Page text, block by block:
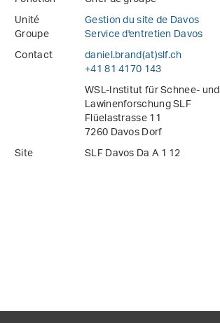
Unité
Gestion du site de Davos
Groupe
Service d'entretien Davos
Contact
daniel.brand(at)slf.ch
+41 81 4170 143
WSL-Institut für Schnee- und
Lawinenforschung SLF
Flüelastrasse 11
7260 Davos Dorf
Site
SLF Davos Da A 1 12